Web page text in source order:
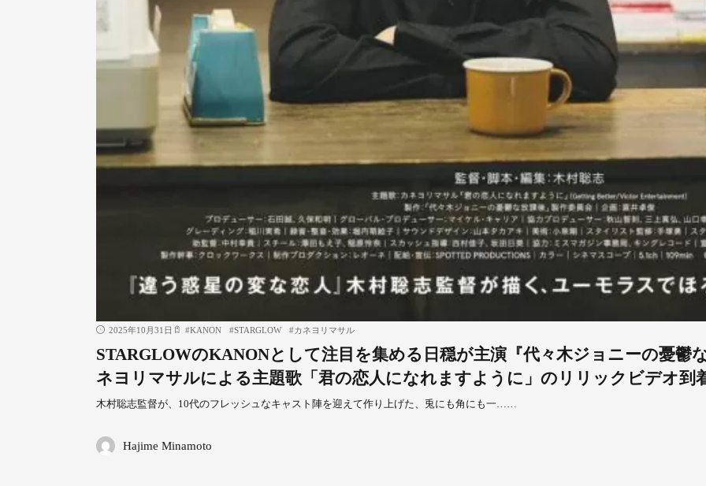
2025年10月31日 #KANON #STARGLOW #カネヨリマサル
STARGLOWのKANONとして注⽬を集める⽇穏が主演『代々⽊ジョニーの憂鬱
ネヨリマサルによる主題歌「君の恋人になれますように」のリリックビデオ到
⽊村聡志監督が、10代のフレッシュなキャスト陣を迎えて作り上げた、兎にも⾓にも⼀……
Hajime Minamoto